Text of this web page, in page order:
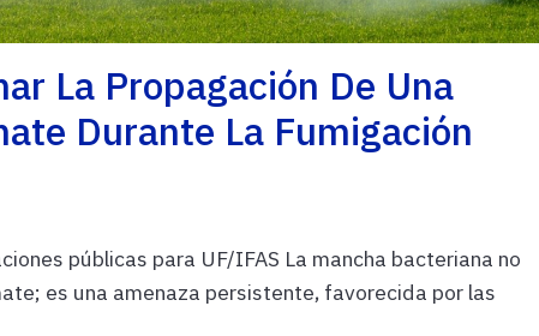
La Propagación De Una
Durante La Fumigación
públicas para UF/IFAS La mancha bacteriana no
es una amenaza persistente, favorecida por las